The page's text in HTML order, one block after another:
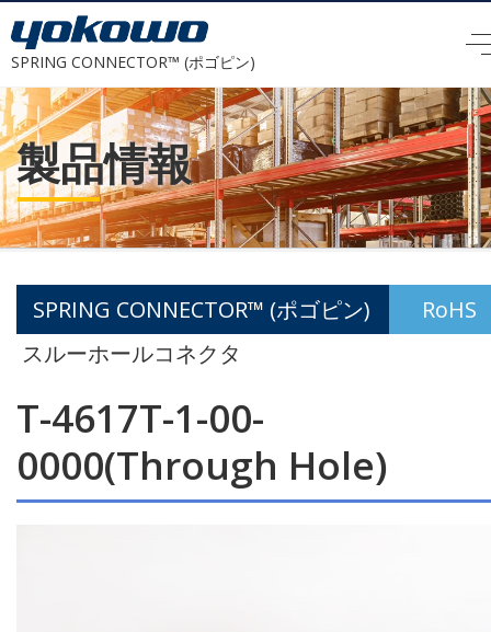
SPRING CONNECTOR™ (ポゴピン)
製品情報
T-4617T-1-00-
0000(Through Hole)
SPRING CONNECTOR™ (ポゴピン)
スルーホールコネクタ
RoHS